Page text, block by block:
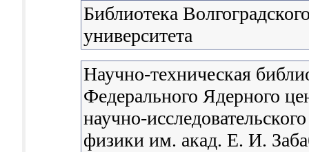
Библиотека
университета
Научно-техническая
Федерального Ядерного
научно-
физики им. акад. Е. И.